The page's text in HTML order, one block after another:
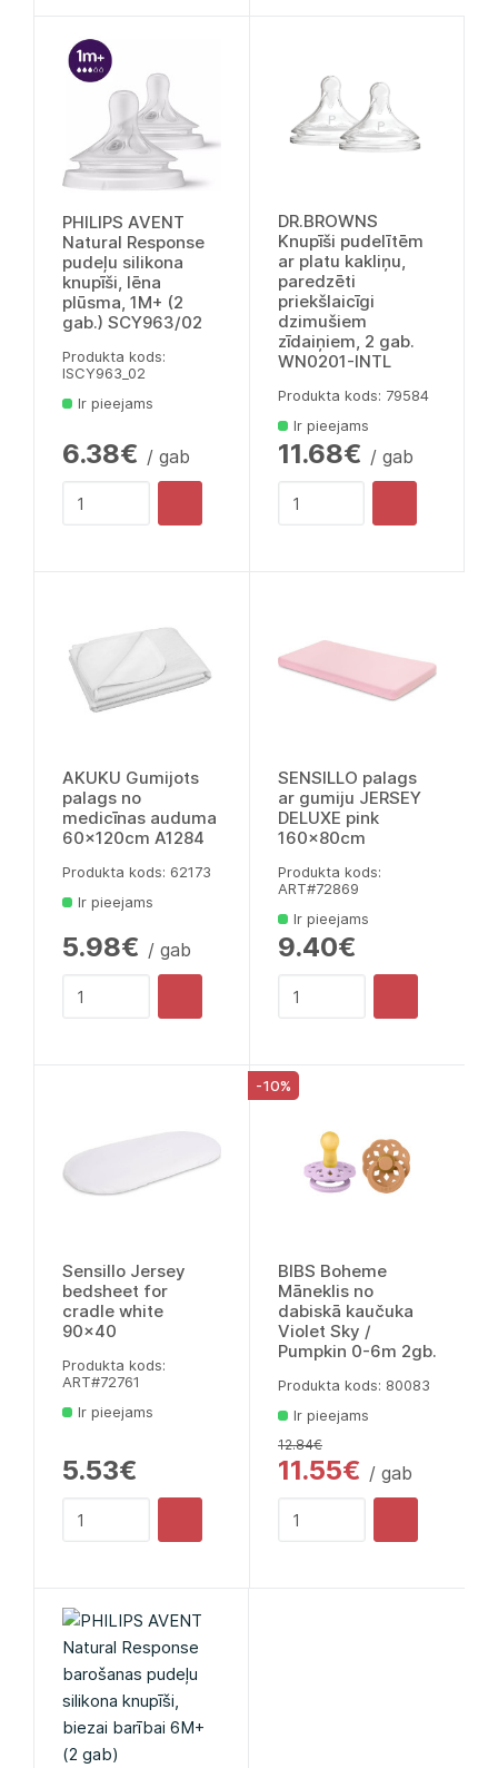
PHILIPS AVENT
Natural Response
pudeļu silikona
knupīši, lēna
plūsma, 1M+ (2
gab.) SCY963/02
Produkta kods:
lSCY963_02
Ir pieejams
6.38€ / gab
DR.BROWNS
Knupīši pudelītēm
ar platu kakliņu,
paredzēti
priekšlaicīgi
dzimušiem
zīdaiņiem, 2 gab.
WN0201-INTL
Produkta kods: 79584
Ir pieejams
11.68€ / gab
AKUKU Gumijots
palags no
medicīnas auduma
60x120cm A1284
Produkta kods: 62173
Ir pieejams
5.98€ / gab
SENSILLO palags
ar gumiju JERSEY
DELUXE pink
160x80cm
Produkta kods:
ART#72869
Ir pieejams
9.40€
Sensillo Jersey
bedsheet for
cradle white
90x40
Produkta kods:
ART#72761
Ir pieejams
5.53€
-10%
BIBS Boheme
Māneklis no
dabiskā kaučuka
Violet Sky /
Pumpkin 0-6m 2gb.
Produkta kods: 80083
Ir pieejams
12.84€
11.55€ / gab